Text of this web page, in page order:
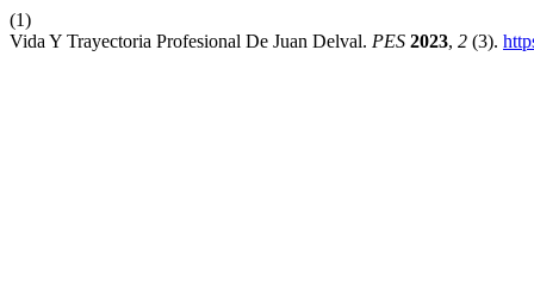
(1)
Vida Y Trayectoria Profesional De Juan Delval. PES 2023, 2 (3).